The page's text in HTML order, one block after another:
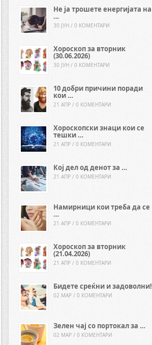
Не ја трошете енергијата на
…
30 ЈУН / 0 КОМЕНТАРИ
Хороскоп за вторник
(30.06.2026)
30 ЈУН / 0 КОМЕНТАРИ
10 добри причини поради
кои …
21 АПР / 0 КОМЕНТАРИ
Хороскопски знаци кои се
тешки …
21 АПР / 0 КОМЕНТАРИ
Кој дел од денот за …
21 АПР / 0 КОМЕНТАРИ
Намирници кои треба да се
…
21 АПР / 0 КОМЕНТАРИ
Хороскоп за вторник
(21.04.2026)
21 АПР / 0 КОМЕНТАРИ
Бидете среќни и задоволни!
02 МАР / 0 КОМЕНТАРИ
Зелен чај со портокал за …
02 МАР / 0 КОМЕНТАРИ